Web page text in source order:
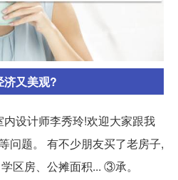
济又美观?
设计师李秀玲!欢迎大家跟我
问题。 有不少朋友买了老房子,
区房、公摊面积... ③承。